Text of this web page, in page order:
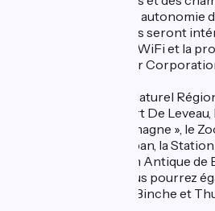
pour une plus grande autonomie
Les hommes d'affaires seront
gratuit fermé, l'accès WiFi et la
Menissez, Bigard, Lear
Aux portes du Parc Naturel
pourrez visiter Le Fort De
l'aérodrome « La Salmagne », le
fortifications de Vauban, la
le MusVerre, le Forum Antique de
minutes de Mons, vous pourrez
villes frontalières de Binche et